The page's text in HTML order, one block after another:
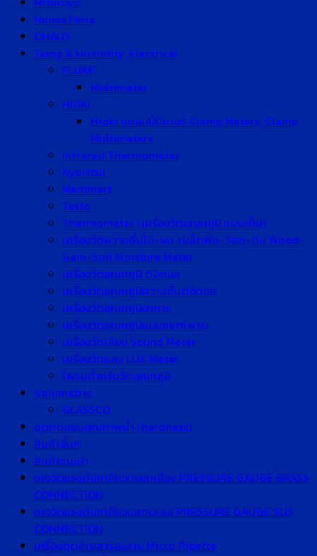
Nuova Fima
OHAUS
Temp & Humidity, Electrical
FLUKE
Multimeter
HIOKI
Hioki แคลมป์มิเตอร์ Clamp Meters, Clamp
Multimeters
Infrared Thermometer
Kyoritsu
Memmert
Testo
Thermometer (เครื่องวัดอุณหภูมิ แบบเข็ม)
เครื่องวัดความชื้นไม้-ผง-เมล็ดพืช-วัสดุ-ดิน Wood-
Gain-Soil Moisture Meter
เครื่องวัดอุณหภูมิ ดิจิตอล
เครื่องวัดอุณหภูมิความชื้นดิจิตอล
เครื่องวัดอุณหภูมิอาหาร
เครื่องวัดอุณหภูมิแบบแยกโพรบ
เครื่องวัดเสียง Sound Meter
เครื่องวัดแสง LUX Meter
โพรบสำหรับวัดอุณหภูมิ
Volumetric
GLASSCO
ชุดทดสอบคุณภาพน้ำ (hardness)
สินค้าอื่นๆ
สินค้าแนะนำ
เกจวัดแรงดันเกลียวทองเหลือง PRESSURE GAUGE BRASS
CONNECTION
เกจวัดแรงดันเกลียวแสตนเลส PRESSURE GAUGE SUS
CONNECTION
เครื่องดูดจ่ายสารละลาย Micro Pipette